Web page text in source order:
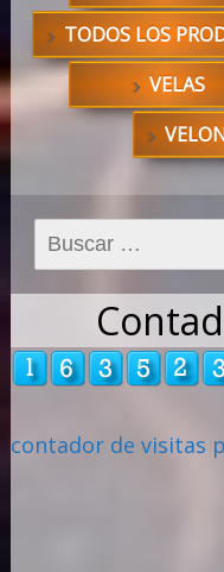
TODOS LOS
VELAS
Buscar:
contador de visitas